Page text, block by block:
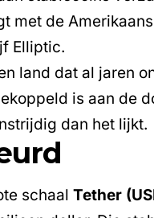
met de
Elliptic.
land dat al jaren
is aan de
dan het lijkt.
schaalTether